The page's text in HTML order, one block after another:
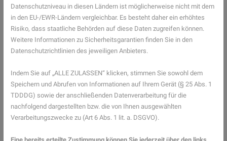
sein:
Insektenschutzspray
Insektenstich Salbe
Pflaster, Bandagen und Verbandsmaterial
Blasenpflaster in verschiedenen Größen
Sonnencreme mit LFS 50
Lippenpflege mit Sonnenschutz
After-Sun Gel für Sonnenbrand
Sportsalbe
Persönliche Medikamente
Datenschutzniveau in diesen Ländern ist möglicherweise nicht mit dem
in den EU-/EWR-Ländern vergleichbar. Es besteht daher ein erhöhtes
Risiko, dass staatliche Behörden auf diese Daten zugreifen können.
Weitere Informationen zu Sicherheitsgarantien finden Sie in den
Datenschutzrichtlinien des jeweiligen Anbieters.
Indem Sie auf „ALLE ZULASSEN“ klicken, stimmen Sie sowohl dem
Speichern und Abrufen von Informationen auf Ihrem Gerät (§ 25 Abs. 1
TDDDG) sowie der anschließenden Datenverarbeitung für die
nachfolgend dargestellten bzw. die von Ihnen ausgewählten
Verarbeitungszwecke zu (Art 6 Abs. 1 lit. a. DSGVO).